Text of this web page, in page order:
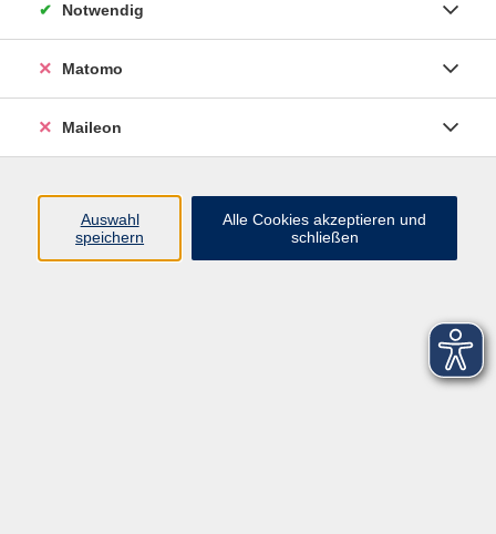
Notwendig
Matomo
Maileon
Auswahl
speichern
Alle Cookies akzeptieren und
schließen